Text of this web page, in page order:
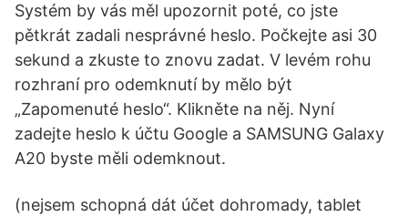
Systém by vás měl upozornit poté, co jste
pětkrát zadali nesprávné heslo. Počkejte asi 30
sekund a zkuste to znovu zadat. V levém rohu
rozhraní pro odemknutí by mělo být
„Zapomenuté heslo“. Klikněte na něj. Nyní
zadejte heslo k účtu Google a SAMSUNG Galaxy
A20 byste měli odemknout.
(nejsem schopná dát účet dohromady, tablet